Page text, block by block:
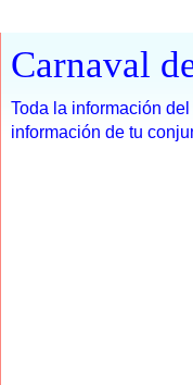
Carnaval
Toda la información
información de tu